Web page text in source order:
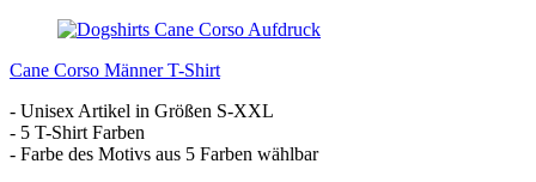
Cane Corso Männer T-Shirt
- Unisex Artikel in Größen S-XXL
- 5 T-Shirt Farben
- Farbe des Motivs aus 5 Farben wählbar